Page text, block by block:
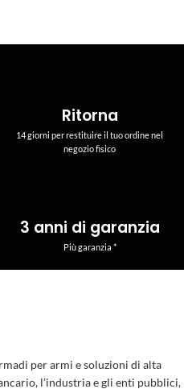
Ritorna
14 giorni per restituire il tuo ordine nel
negozio fisico
3 anni di garanzia
Più garanzia *
per armi e soluzioni di alta
l’industria e gli enti pubblici,